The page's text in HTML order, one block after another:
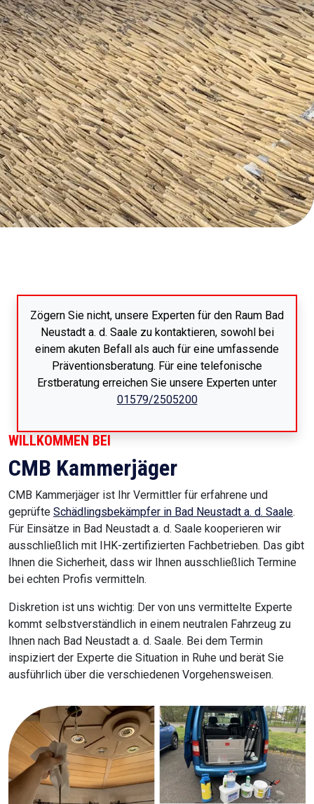
Zögern Sie nicht, unsere Experten für den Raum Bad
Neustadt a. d. Saale zu kontaktieren, sowohl bei
einem akuten Befall als auch für eine umfassende
Präventionsberatung. Für eine telefonische
Erstberatung erreichen Sie unsere Experten unter
01579/2505200
WILLKOMMEN BEI
CMB Kammerjäger
CMB Kammerjäger ist Ihr Vermittler für erfahrene und
geprüfte Schädlingsbekämpfer in Bad Neustadt a. d. Saale.
Für Einsätze in Bad Neustadt a. d. Saale kooperieren wir
ausschließlich mit IHK-zertifizierten Fachbetrieben. Das gibt
Ihnen die Sicherheit, dass wir Ihnen ausschließlich Termine
bei echten Profis vermitteln.
Diskretion ist uns wichtig: Der von uns vermittelte Experte
kommt selbstverständlich in einem neutralen Fahrzeug zu
Ihnen nach Bad Neustadt a. d. Saale. Bei dem Termin
inspiziert der Experte die Situation in Ruhe und berät Sie
ausführlich über die verschiedenen Vorgehensweisen.